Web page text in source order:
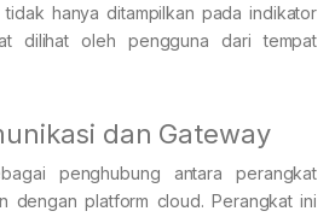
hanya ditampilkan pada indikator
dilihat oleh pengguna dari tempat
dan Gateway
penghubung antara perangkat
dengan platform cloud. Perangkat ini